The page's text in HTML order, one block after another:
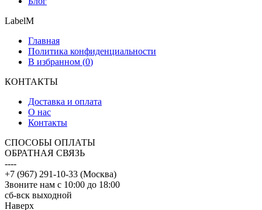
LabelM
Главная
Политика конфиденциальности
В избранном (0)
КОНТАКТЫ
Доставка и оплата
О нас
Контакты
CПОСОБЫ ОПЛАТЫ
ОБРАТНАЯ СВЯЗЬ
----
+7 (967) 291-10-33 (Москва)
Звоните нам с 10:00 до 18:00
сб-вск выходной
Наверх